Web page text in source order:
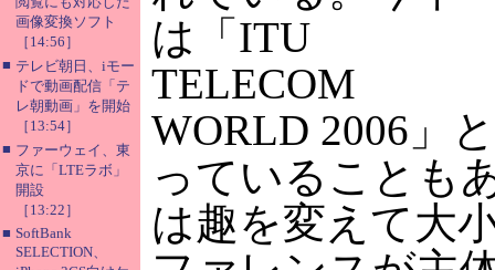
画像変換ソフト
［14:56］
■ テレビ朝日、iモー
ドで動画配信「テ
レ朝動画」を開始
［13:54］
■ ファーウェイ、東
京に「LTEラボ」
開設
［13:22］
■ SoftBank
SELECTION、
は「ITU
TELECOM
WORLD 2006」
っていることも
は趣を変えて大